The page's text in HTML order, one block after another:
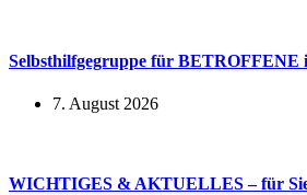
Selbsthilfgegruppe für BETROFFENE
7. August 2026
WICHTIGES & AKTUELLES – für